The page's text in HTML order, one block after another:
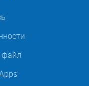
файл